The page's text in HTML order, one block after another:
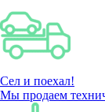
Сел и поехал!
Мы продаем